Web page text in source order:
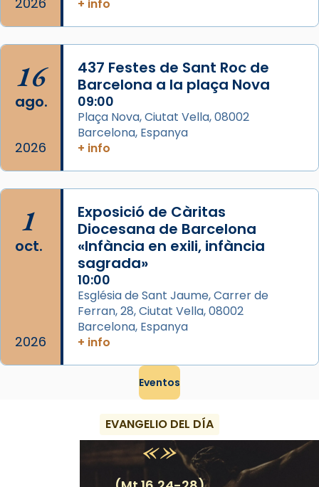
...
+ info
16
ago.
2026
437 Festes de Sant Roc de
Barcelona a la plaça Nova
09:00
Plaça Nova, Ciutat Vella, 08002
Barcelona, Espanya
+ info
1
oct.
2026
Exposició de Càritas
Diocesana de Barcelona
«Infància en exili, infància
sagrada»
10:00
Església de Sant Jaume, Carrer de
Ferran, 28, Ciutat Vella, 08002
Barcelona, Espanya
+ info
Eventos
EVANGELIO DEL DÍA